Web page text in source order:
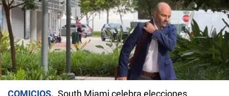
COMICIOS
South Miami celebra elecciones